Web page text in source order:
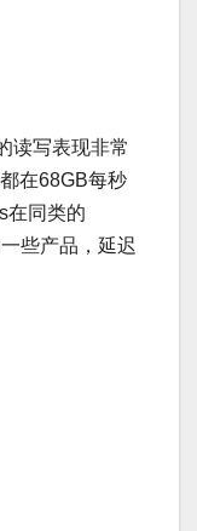
读写表现非常
在68GB每秒
在同类的
些产品，延迟